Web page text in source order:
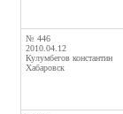
№ 446
2010.04.12
Кулумбегов константин
Хабаровск